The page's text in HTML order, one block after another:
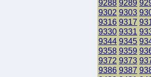
9288 9289
9302 9303
9316 9317
9330 9331
9344 9345
9358 9359
9372 9373
9386 9387